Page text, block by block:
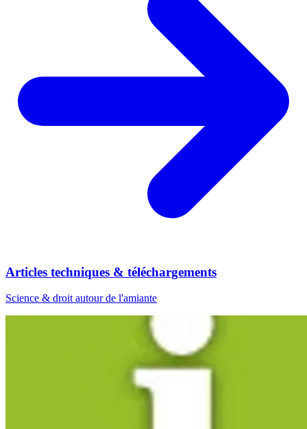
Articles techniques & téléchargements
Science & droit autour de l'amiante